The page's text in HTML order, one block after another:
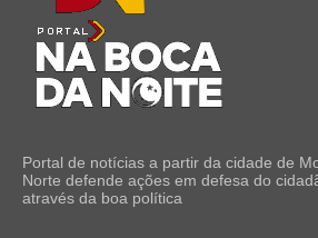
Portal de notícias a partir da cidade de
Norte defende ações em defesa do
através da boa política